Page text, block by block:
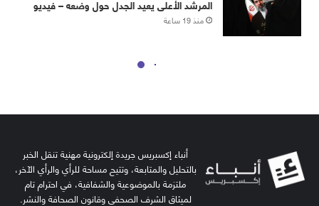
أنباء إكسبريس جريدة إلكترونية مهنية تنقل الخبر
بالتحليل والمتابعة، وتتيح مساحة للرأي والرأي الآخر،
ملتزمة بالموضوعية والشفافية، في احترام تام
لميثاق الشرف الصحفي وقانون الصحافة والنشر.